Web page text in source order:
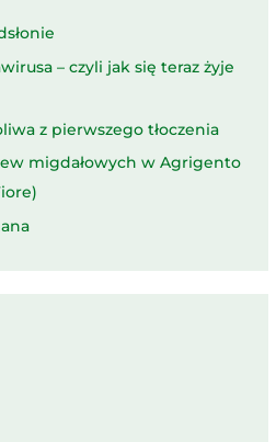
– czyli jak się teraz żyje
z pierwszego tłoczenia
migdałowych w Agrigento